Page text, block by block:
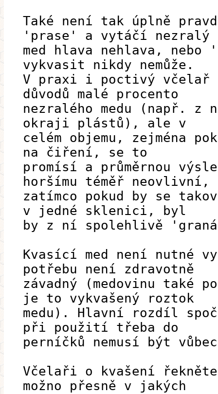
Také není tak úplně
'prase' a vytáčí nezralý
med hlava nehlava,
vykvasit nikdy nemůže.
V praxi i poctivý včelař
důvodů malé procento
nezralého medu (např. z
okraji plástů), ale v
celém objemu, zejména
na čiření, se to
promísí a průměrnou
horšímu téměř neovlivní,
zatímco pokud by se
v jedné sklenici, byl
by z ní spolehlivě
Kvasící med není nutné
potřebu není zdravotně
závadný (medovinu také
je to vykvašený roztok
medu). Hlavní rozdíl
při použití třeba do
perníčků nemusí být
Včelaři o kvašení
možno přesně v jakých